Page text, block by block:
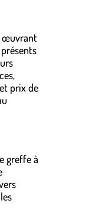
œuvrant
prix de
greffe à